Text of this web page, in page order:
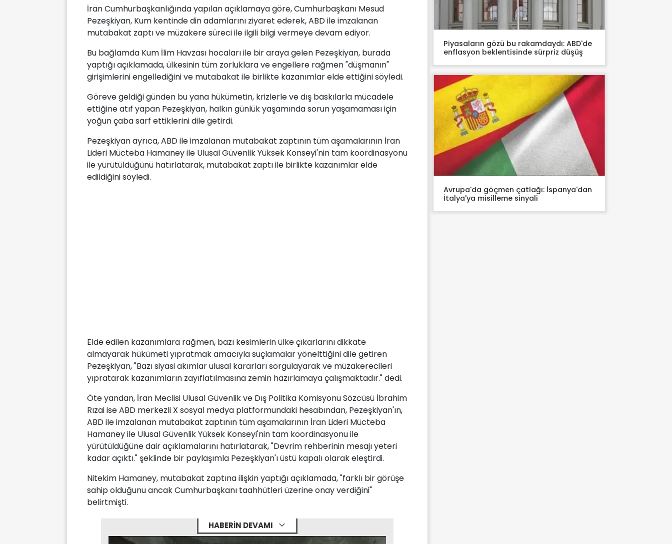
İran Cumhurbaşkanlığında yapılan açıklamaya göre, Cumhurbaşkanı Mesud
Pezeşkiyan, Kum kentinde din adamlarını ziyaret ederek, ABD ile imzalanan
mutabakat zaptı ve müzakere süreci ile ilgili bilgi vermeye devam ediyor.
Bu bağlamda Kum İlim Havzası hocaları ile bir araya gelen Pezeşkiyan, burada
yaptığı açıklamada, ülkesinin tüm zorluklara ve engellere rağmen "düşmanın"
girişimlerini engellediğini ve mutabakat ile birlikte kazanımlar elde ettiğini söyledi.
Göreve geldiği günden bu yana hükümetin, krizlerle ve dış baskılarla mücadele
ettiğine atıf yapan Pezeşkiyan, halkın günlük yaşamında sorun yaşamaması için
yoğun çaba sarf ettiklerini dile getirdi.
Pezeşkiyan ayrıca, ABD ile imzalanan mutabakat zaptının tüm aşamalarının İran
Lideri Mücteba Hamaney ile Ulusal Güvenlik Yüksek Konseyi'nin tam koordinasyonu
ile yürütüldüğünü hatırlatarak, mutabakat zaptı ile birlikte kazanımlar elde
edildiğini söyledi.
Elde edilen kazanımlara rağmen, bazı kesimlerin ülke çıkarlarını dikkate
almayarak hükümeti yıpratmak amacıyla suçlamalar yönelttiğini dile getiren
Pezeşkiyan, "Bazı siyasi akımlar ulusal kararları sorgulayarak ve müzakerecileri
yıpratarak kazanımların zayıflatılmasına zemin hazırlamaya çalışmaktadır." dedi.
Öte yandan, İran Meclisi Ulusal Güvenlik ve Dış Politika Komisyonu Sözcüsü İbrahim
Rızai ise ABD merkezli X sosyal medya platformundaki hesabından, Pezeşkiyan'ın,
ABD ile imzalanan mutabakat zaptının tüm aşamalarının İran Lideri Mücteba
Hamaney ile Ulusal Güvenlik Yüksek Konseyi'nin tam koordinasyonu ile
yürütüldüğüne dair açıklamalarını hatırlatarak, "Devrim rehberinin mesajı yeteri
kadar açıktı." şeklinde bir paylaşımla Pezeşkiyan'ı üstü kapalı olarak eleştirdi.
Nitekim Hamaney, mutabakat zaptına ilişkin yaptığı açıklamada, "farklı bir görüşe
sahip olduğunu ancak Cumhurbaşkanı taahhütleri üzerine onay verdiğini"
belirtmişti.
HABERİN DEVAMI
Piyasaların gözü bu rakamdaydı: ABD'de
enflasyon beklentisinde sürpriz düşüş
Avrupa'da göçmen çatlağı: İspanya'dan
İtalya'ya misilleme sinyali